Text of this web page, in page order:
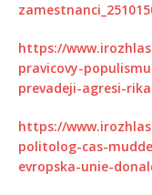
https://
pravicovy-
prevadeji-agresi-
https://
politolog-cas-
evropska-unie-